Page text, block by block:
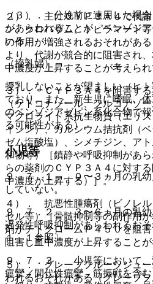
（３）． 分娩前に連用した場
があらわれることが、ベンゾジ
いる。
（授乳婦）
授乳しないことが望ましい（ヒ
ており、また、新生児に嗜眠、
のベンゾジアゼピン系化合物で
る可能性がある）。
小児等
９．７．１． ０〜３ヵ月の乳
していない。
９．７．２． ３〜６ヵ月の乳
遅発性呼吸抑制があらわれるお
１．１参照〕。
９．７．３． 小児等において
痙攣／間代性痙攣、筋振戦を含
２）． 主にＣＹＰ３Ａ４で代
ン、クロバザム、トピラマート
の作用が増強されるおそれがあ
より、代謝が競合的に阻害され
中濃度が上昇することが考えられ
３）． ＣＹＰ３Ａ４を阻害する
（ケトコナゾール、フルコナゾ
マクロライド系抗生物質（エリ
イシン）、カルシウム拮抗剤（
ゼム塩酸塩）、シメチジン、ア
和物等）［鎮静や呼吸抑制があ
らの薬剤のＣＹＰ３Ａ４に対す
中濃度が上昇する）］。
４）． 抗悪性腫瘍剤（ビノレ
セル等）［骨髄抑制等の副作用
剤がチトクロームＰ４５０を阻
阻害し血中濃度が上昇することが
５）． グレープフルーツジュ
われるおそれがある（グレープ